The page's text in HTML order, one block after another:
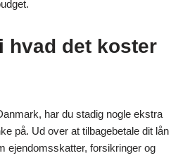
hvad det koster
har du stadig nogle ekstra
på. Ud over at tilbagebetale dit lån
ejendomsskatter, forsikringer og